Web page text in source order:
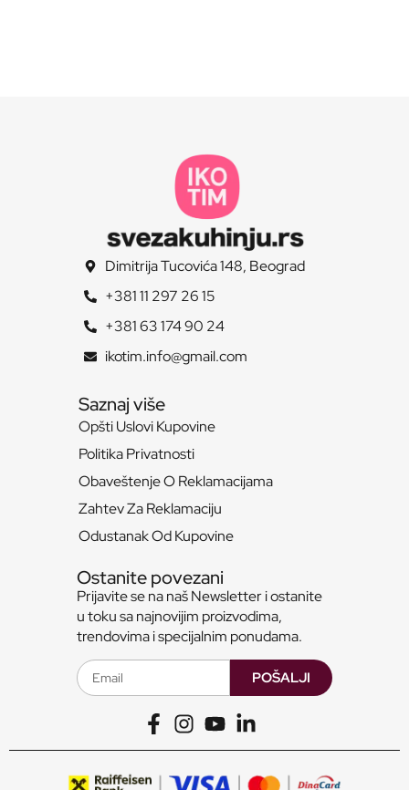
Dimitrija Tucovića 148, Beograd
+381 11 297 26 15
+381 63 174 90 24
ikotim.info@gmail.com
Saznaj više
Opšti Uslovi Kupovine
Politika Privatnosti
Obaveštenje O Reklamacijama
Zahtev Za Reklamaciju
Odustanak Od Kupovine
Ostanite povezani
Prijavite se na naš Newsletter i ostanite
u toku sa najnovijim proizvodima,
trendovima i specijalnim ponudama.
POŠALJI